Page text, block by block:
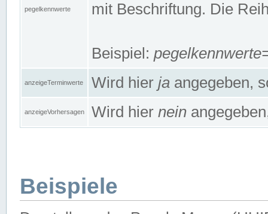
pegelkennwerte
mit Beschriftung. Die
Beispiel:
anzeigeTerminwerte Wird hier ja angegeben,
anzeigeVorhersagen Wird hier nein
Beispiele